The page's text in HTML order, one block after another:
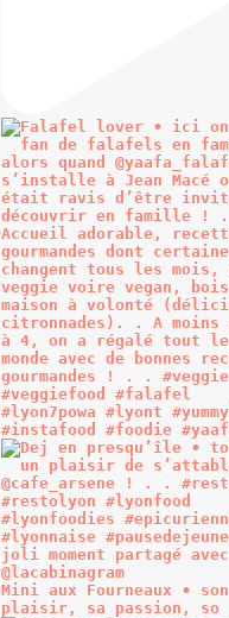
Mini aux Fourneaux • son
plaisir, sa passion, so